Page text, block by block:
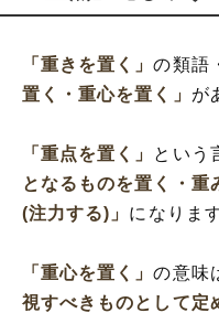
「重きを置く」の類語
置く・重心を置く」 が
「重点を置く」 という
となるものを置く・重
(注力する)」 になります
「重心を置く」の意味
視すべきものとして定